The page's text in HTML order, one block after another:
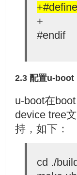
+
#endif
2.3 配置u-boot
u-boot在
device tree
持，如下：
cd ./